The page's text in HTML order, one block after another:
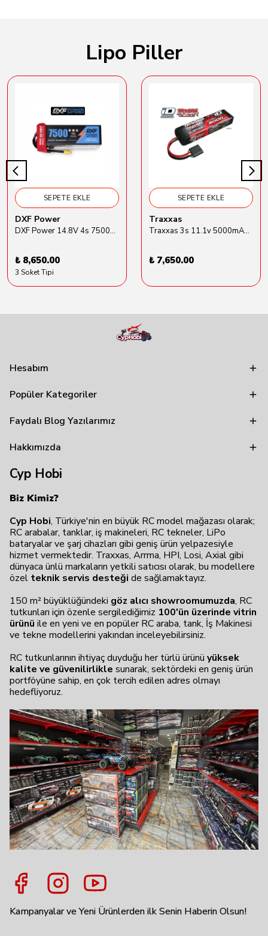
Lipo Piller
SEPETE EKLE
DXF Power
DXF Power 14.8V 4s 7500mAh 80C Hardcase Lipo Batarya
₺ 8,650.00
3 Soket Tipi
SEPETE EKLE
Traxxas
Traxxas 3s 11.1v 5000mAh Lipo Batarya (TRX 2872X)
₺ 7,650.00
Hesabım
Popüler Kategoriler
Faydalı Blog Yazılarımız
Hakkımızda
Cyp Hobi
Biz Kimiz?
Cyp Hobi, Türkiye'nin en büyük RC model mağazası olarak;
RC arabalar, tanklar, iş makineleri, RC tekneler, LiPo
bataryalar ve şarj cihazları gibi geniş ürün yelpazesiyle
hizmet vermektedir. Traxxas, Arrma, HPI, Losi, Axial gibi
dünyaca ünlü markaların yetkili satıcısı olarak, bu modellere
özel teknik servis desteği de sağlamaktayız.
150 m² büyüklüğündeki göz alıcı showroomumuzda, RC
tutkunları için özenle sergilediğimiz 100'ün üzerinde vitrin
ürünü ile en yeni ve en popüler RC araba, tank, İş Makinesi
ve tekne modellerini yakından inceleyebilirsiniz.
RC tutkunlarının ihtiyaç duyduğu her türlü ürünü yüksek
kalite ve güvenilirlikle sunarak, sektördeki en geniş ürün
portföyüne sahip, en çok tercih edilen adres olmayı
hedefliyoruz.
Kampanyalar ve Yeni Ürünlerden ilk Senin Haberin Olsun!